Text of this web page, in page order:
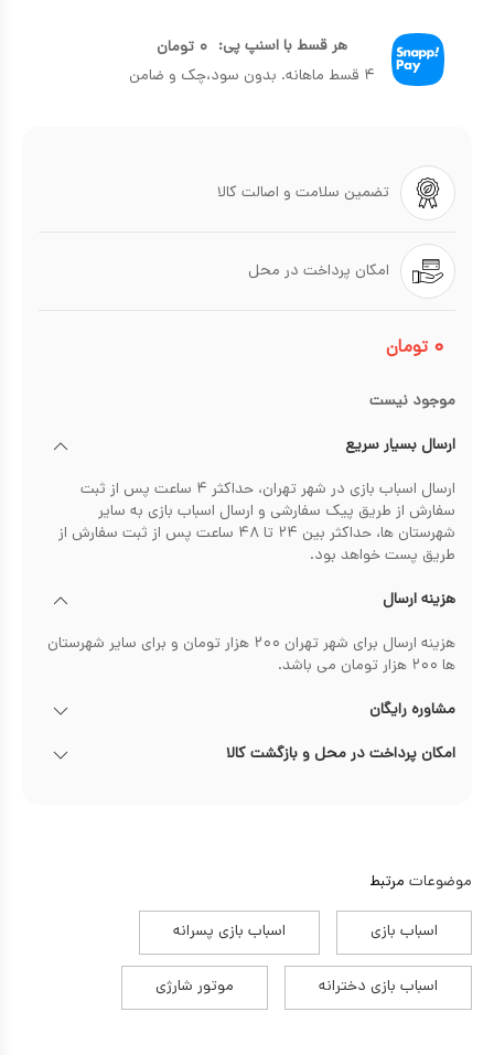
هر قسط با اسنپ پی: ۰ تومان
۴ قسط ماهانه. بدون سود،چک و ضامن
تضمین سلامت و اصالت کالا
امکان پرداخت در محل
۰ تومان
موجود نیست
ارسال بسیار سریع
ارسال اسباب بازی در شهر تهران، حداکثر ۴ ساعت پس از ثبت
سفارش از طریق پیک سفارشی و ارسال اسباب بازی به سایر
شهرستان ها، حداکثر بین ۲۴ تا ۴۸ ساعت پس از ثبت سفارش از
طریق پست خواهد بود.
هزینه ارسال
هزینه ارسال برای شهر تهران ۲۰۰ هزار تومان و برای سایر شهرستان
ها ۲۰۰ هزار تومان می باشد.
مشاوره رایگان
امکان پرداخت در محل و بازگشت کالا
موضوعات مرتبط
اسباب بازی اسباب بازی پسرانه
اسباب بازی دخترانه موتور شارژی